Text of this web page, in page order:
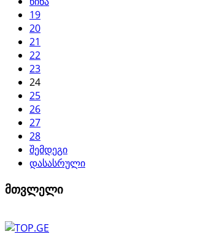
19
20
21
22
23
24
25
26
27
28
შემდეგი
დასასრული
მთვლელი